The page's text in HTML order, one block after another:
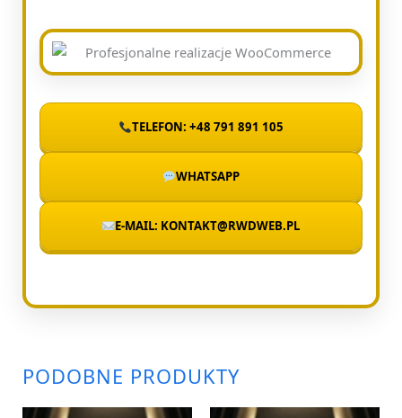
TELEFON: +48 791 891 105
WHATSAPP
E-MAIL: KONTAKT@RWDWEB.PL
PODOBNE PRODUKTY